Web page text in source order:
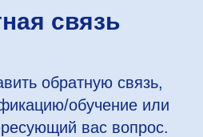
связь
обратную связь,
обучение или
вас вопрос.